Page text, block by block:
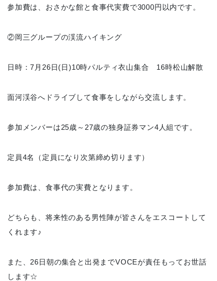
参加費は、おさかな館と食事代実費で3000円以内です。
②岡三グループの渓流ハイキング
日時：7月26日(日)10時パルティ衣山集合 16時松山解散
面河渓谷へドライブして食事をしながら交流します。
参加メンバーは25歳～27歳の独身証券マン4人組です。
定員4名（定員になり次第締め切ります）
参加費は、食事代の実費となります。
どちらも、将来性のある男性陣が皆さんをエスコートして
くれます♪
また、26日朝の集合と出発までVOCEが責任もってお世話
します☆